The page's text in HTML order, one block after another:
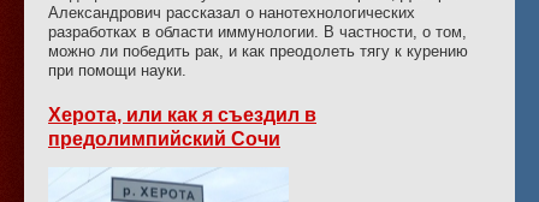
Александрович рассказал о нанотехнологических
разработках в области иммунологии. В частности, о том,
можно ли победить рак, и как преодолеть тягу к курению
при помощи науки.
Херота, или как я съездил в
предолимпийский Сочи